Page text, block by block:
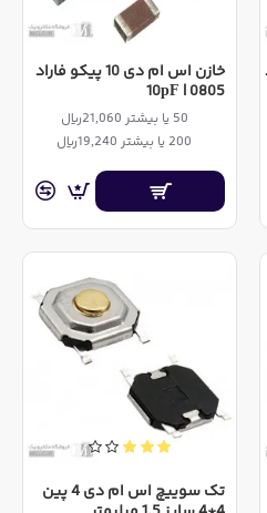
خازن اس ام دی 10 پیکو فاراد
0805 | 10pF
50 یا بیشتر 21,060ریال
200 یا بیشتر 19,240ریال
تک سوییچ اس ام دی 4 پین